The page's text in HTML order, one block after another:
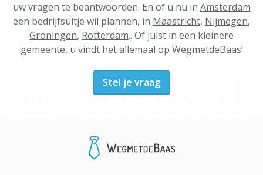
uw vragen te beantwoorden. En of u nu in Amsterdam
een bedrijfsuitje wil plannen, in Maastricht, Nijmegen,
Groningen, Rotterdam.. Of juist in een kleinere
gemeente, u vindt het allemaal op WegmetdeBaas!
Stel je vraag